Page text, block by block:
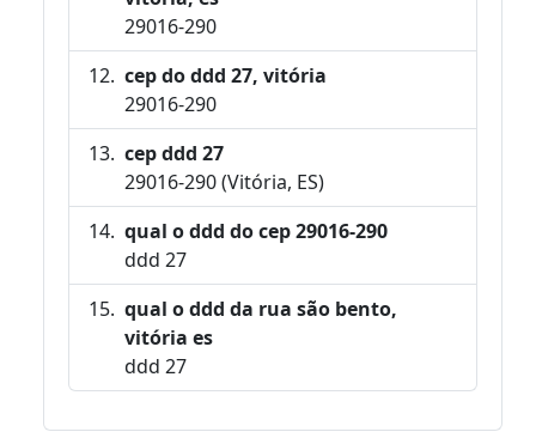
29016-290
cep do ddd 27, vitória
29016-290
cep ddd 27
29016-290 (Vitória, ES)
qual o ddd do cep 29016-290
ddd 27
qual o ddd da rua são bento,
vitória es
ddd 27